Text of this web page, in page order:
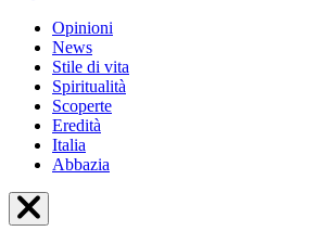
Opinioni
News
Stile di vita
Spiritualità
Scoperte
Eredità
Italia
Abbazia